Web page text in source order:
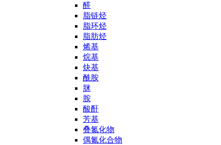
醛
脂链烃
脂环烃
脂肪烃
烯基
烷基
炔基
酰胺
脒
胺
酸酐
芳基
叠氮化物
偶氮化合物